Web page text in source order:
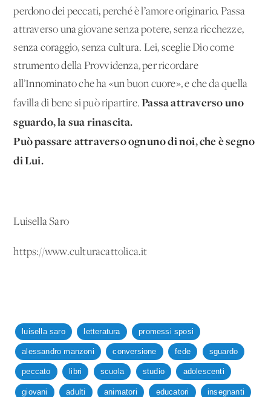
perdono dei peccati, perché è l’amore originario. Passa
attraverso una giovane senza potere, senza ricchezze,
senza coraggio, senza cultura. Lei, sceglie Dio come
strumento della Provvidenza, per ricordare
all’Innominato che ha «un buon cuore», e che da quella
favilla di bene si può ripartire.Passa attraverso uno
sguardo, la sua rinascita.
Può passare attraverso ognuno di noi, che è segno
di Lui.
Luisella Saro
https://www.culturacattolica.it
luisella saro letteratura promessi sposi
alessandro manzoni conversione fede sguardo
peccato libri scuola studio adolescenti
giovani adulti animatori educatori insegnanti